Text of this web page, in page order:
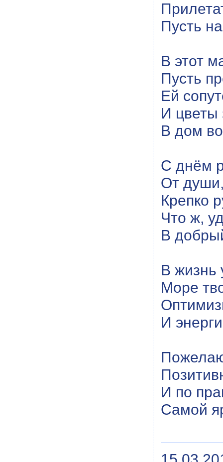
Пусть
В этот
Пусть
Ей
И цветы
В дом
С днём
От
Крепко
Что ж,
В
В жизнь
Море
И
И по
Самой